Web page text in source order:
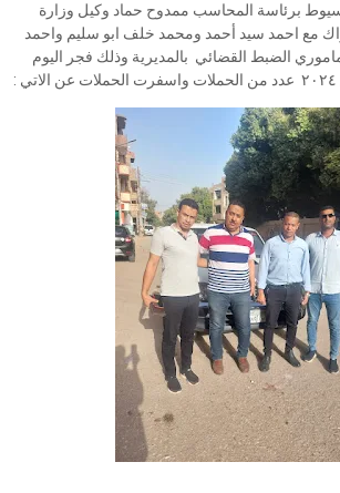
برئاسة المحاسب ممدوح حماد وكيل وزارة
مع احمد سيد أحمد ومحمد خلف ابو سليم واحمد
الضبط القضائي بالمديرية وذلك فجر اليوم